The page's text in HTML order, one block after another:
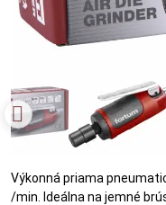
Výkonná priama
/min. Ideálna na jemné